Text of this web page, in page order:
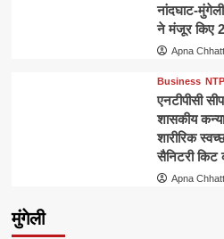
नांदघाट-
ने मंजूर किए
Apna
Business
एनटीपीसी
शासकीय
शारीरिक
सैनिटरी किट
Apna
मुंगेली